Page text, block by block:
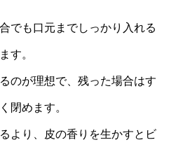
でも口元までしっかり入れる
す。
のが理想で、残った場合はす
閉めます。
より、皮の香りを生かすとビ